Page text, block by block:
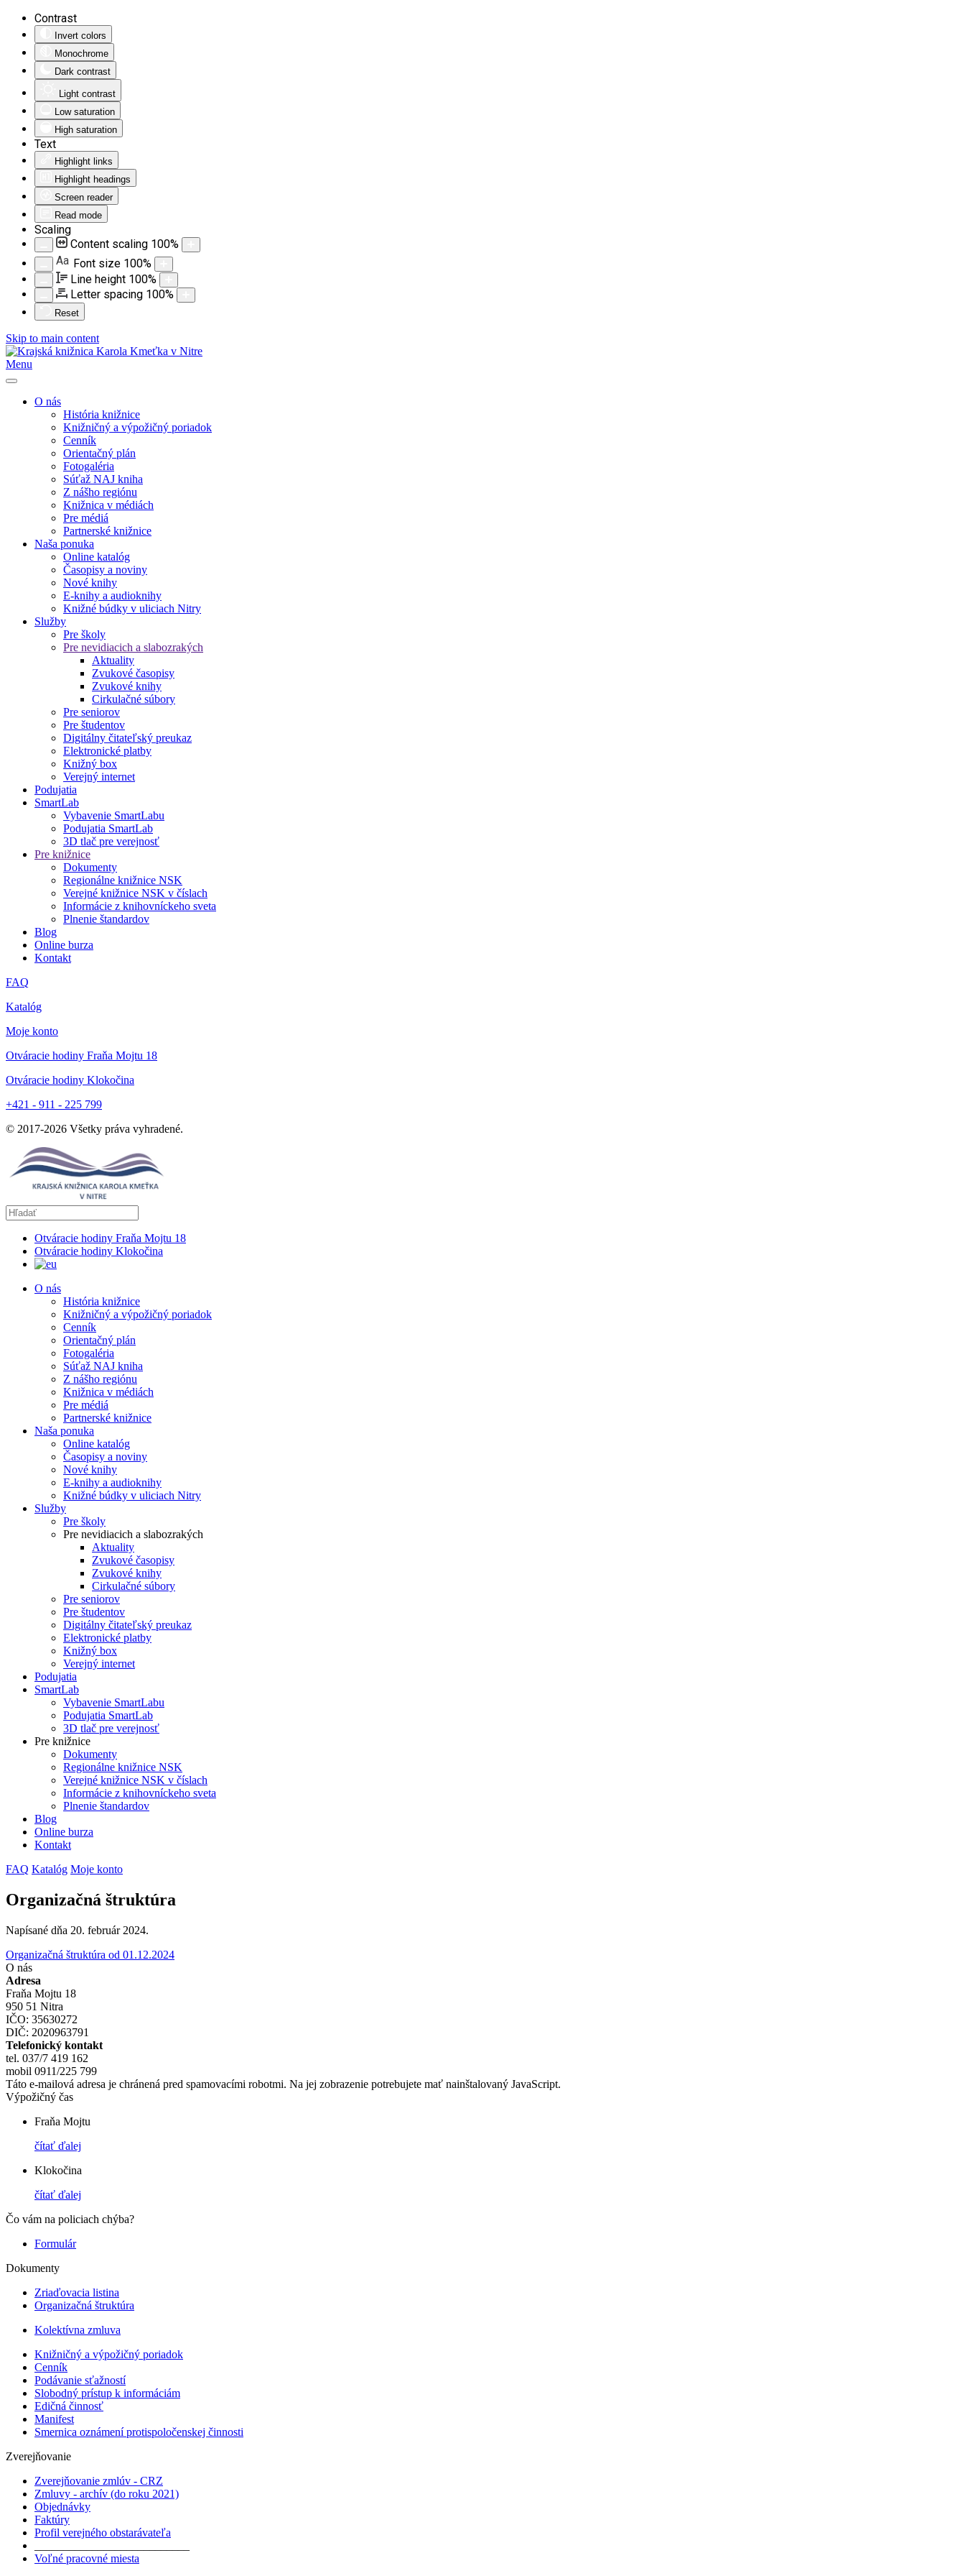
Contrast
Invert colors
Monochrome
Dark contrast
Light contrast
Low saturation
High saturation
Text
Highlight links
Highlight headings
Screen reader
Read mode
Scaling
Content scaling 100%
Aa Font size 100%
Line height 100%
Letter spacing 100%
Reset
Skip to main content
Menu
O nás
História knižnice
Knižničný a výpožičný poriadok
Cenník
Orientačný plán
Fotogaléria
Súťaž NAJ kniha
Z nášho regiónu
Knižnica v médiách
Pre médiá
Partnerské knižnice
Naša ponuka
Online katalóg
Časopisy a noviny
Nové knihy
E-knihy a audioknihy
Knižné búdky v uliciach Nitry
Služby
Pre školy
Pre nevidiacich a slabozrakých
Aktuality
Zvukové časopisy
Zvukové knihy
Cirkulačné súbory
Pre seniorov
Pre študentov
Digitálny čitateľský preukaz
Elektronické platby
Knižný box
Verejný internet
Podujatia
SmartLab
Vybavenie SmartLabu
Podujatia SmartLab
3D tlač pre verejnosť
Pre knižnice
Dokumenty
Regionálne knižnice NSK
Verejné knižnice NSK v číslach
Informácie z knihovníckeho sveta
Plnenie štandardov
Blog
Online burza
Kontakt
FAQ
Katalóg
Moje konto
Otváracie hodiny Fraňa Mojtu 18
Otváracie hodiny Klokočina
+421 - 911 - 225 799
© 2017-2026 Všetky práva vyhradené.
Otváracie hodiny Fraňa Mojtu 18
Otváracie hodiny Klokočina
O nás
História knižnice
Knižničný a výpožičný poriadok
Cenník
Orientačný plán
Fotogaléria
Súťaž NAJ kniha
Z nášho regiónu
Knižnica v médiách
Pre médiá
Partnerské knižnice
Naša ponuka
Online katalóg
Časopisy a noviny
Nové knihy
E-knihy a audioknihy
Knižné búdky v uliciach Nitry
Služby
Pre školy
Pre nevidiacich a slabozrakých
Aktuality
Zvukové časopisy
Zvukové knihy
Cirkulačné súbory
Pre seniorov
Pre študentov
Digitálny čitateľský preukaz
Elektronické platby
Knižný box
Verejný internet
Podujatia
SmartLab
Vybavenie SmartLabu
Podujatia SmartLab
3D tlač pre verejnosť
Pre knižnice
Dokumenty
Regionálne knižnice NSK
Verejné knižnice NSK v číslach
Informácie z knihovníckeho sveta
Plnenie štandardov
Blog
Online burza
Kontakt
FAQ Katalóg Moje konto
Organizačná štruktúra
Napísané dňa 20. február 2024.
Organizačná štruktúra od 01.12.2024
O nás
Adresa
Fraňa Mojtu 18
950 51 Nitra
IČO: 35630272
DIČ: 2020963791
Telefonický kontakt
tel. 037/7 419 162
mobil 0911/225 799
Táto e-mailová adresa je chránená pred spamovacími robotmi. Na jej zobrazenie potrebujete mať nainštalovaný JavaScript.
Výpožičný čas
Fraňa Mojtu
čítať ďalej
Klokočina
čítať ďalej
Čo vám na policiach chýba?
Formulár
Dokumenty
Zriaďovacia listina
Organizačná štruktúra
Kolektívna zmluva
Knižničný a výpožičný poriadok
Cenník
Podávanie sťažností
Slobodný prístup k informáciám
Edičná činnosť
Manifest
Smernica oznámení protispoločenskej činnosti
Zverejňovanie
Zverejňovanie zmlúv - CRZ
Zmluvy - archív (do roku 2021)
Objednávky
Faktúry
Profil verejného obstarávateľa
Voľné pracovné miesta